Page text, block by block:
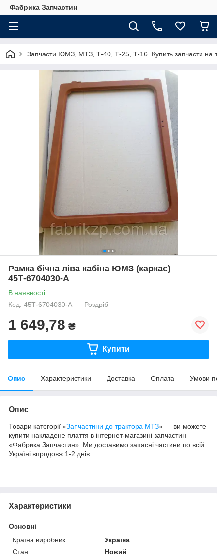
Фабрика Запчастин
Запчасти ЮМЗ, МТЗ, Т-40, Т-25, Т-16. Купить запчасти
Рамка бічна ліва кабіна ЮМЗ (каркас)
45Т-6704030-А
В наявності
Код: 45Т-6704030-А
Роздріб
1 649,78 ₴
Купити
Опис Характеристики Доставка Оплата Умови
Опис
Товари категорії «Запчастини до трактора МТЗ» — ви можете
купити накладене плаття в інтернет-магазині запчастин
«Фабрика Запчастин». Ми доставимо запасні частини по всій
Україні впродовж 1-2 днів.
Характеристики
Основні
Країна виробник
Україна
Стан
Новий